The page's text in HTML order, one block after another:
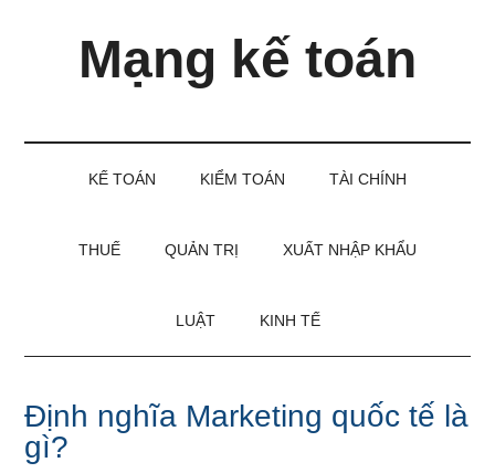
Mạng kế toán
KẾ TOÁN KIỂM TOÁN TÀI CHÍNH
THUẾ QUẢN TRỊ XUẤT NHẬP KHẨU
LUẬT KINH TẾ
Định nghĩa Marketing quốc tế là
gì?